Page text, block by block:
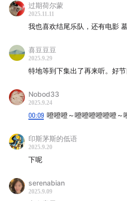
过期荷尔蒙
2025.11.11
我也喜欢结尾乐队，还有电影
喜豆豆豆
2025.9.29
特地等到下集出了再来听。好
Nobod33
2025.9.24
00:09 噔噔噔～噔噔噔噔噔噔～
印斯茅斯的低语
2025.9.20
下呢
serenabian
2025.9.09